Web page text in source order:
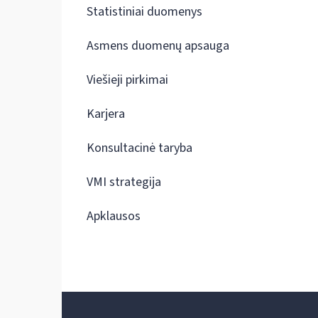
Statistiniai duomenys
Asmens duomenų apsauga
Viešieji pirkimai
Karjera
Konsultacinė taryba
VMI strategija
Apklausos